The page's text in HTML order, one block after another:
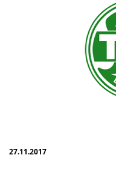
27.11.2017